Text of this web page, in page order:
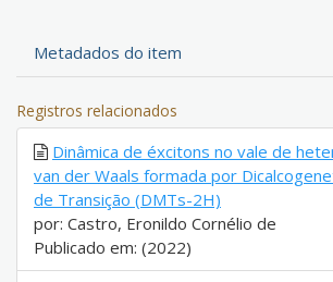
Metadados do item
Registros relacionados
Dinâmica de éxcitons no vale de
van der Waals formada por
de Transição (DMTs-2H)
por: Castro, Eronildo Cornélio de
Publicado em: (2022)